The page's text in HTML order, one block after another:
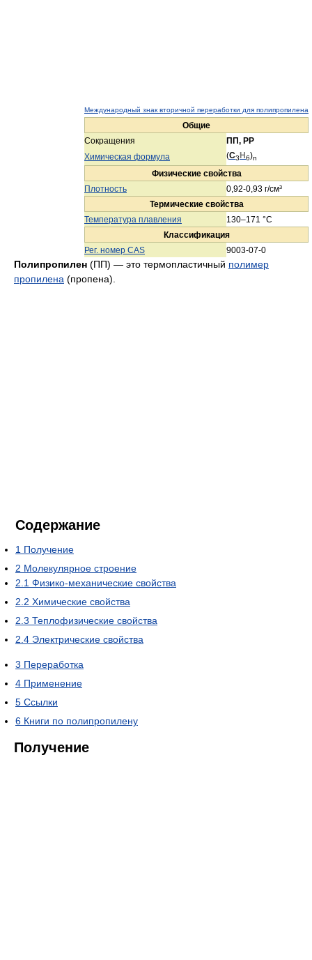
Международный знак вторичной переработки для полипропилена
Общие
Сокращения
ПП, PP
Химическая формула
(C3H6)n
Физические свойства
Плотность
0,92-0,93 г/см³
Термические свойства
Температура плавления
130–171 °C
Классификация
Рег. номер CAS
9003-07-0
Полипропилен (ПП) — это термопластичный полимер
пропилена (пропена).
Содержание
1 Получение
2 Молекулярное строение
2.1 Физико-механические свойства
2.2 Химические свойства
2.3 Теплофизические свойства
2.4 Электрические свойства
3 Переработка
4 Применение
5 Ссылки
6 Книги по полипропилену
Получение